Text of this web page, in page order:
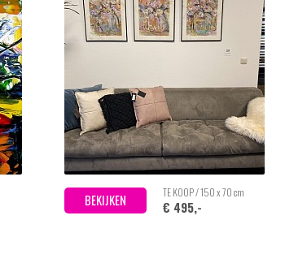
BEKIJKEN TE KOOP / 150 x 70 cm
€ 495,-